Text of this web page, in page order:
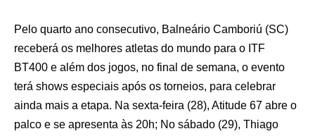
Pelo quarto ano consecutivo, Balneário Camboriú (SC)
receberá os melhores atletas do mundo para o ITF
BT400 e além dos jogos, no final de semana, o evento
terá shows especiais após os torneios, para celebrar
ainda mais a etapa. Na sexta-feira (28), Atitude 67 abre o
palco e se apresenta às 20h; No sábado (29), Thiago